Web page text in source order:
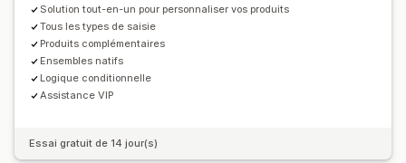
Compléments Suppléments par variante
Frais de configuration Suppléments premium
Tarification fixe Réductions
Réductions forfaitaires
Réductions en pourcentage
Tarification dynamique
Solution tout-en-un pour personnaliser vos produits
Tous les types de saisie
Produits complémentaires
Ensembles natifs
Logique conditionnelle
Assistance VIP
Essai gratuit de 14 jour(s)